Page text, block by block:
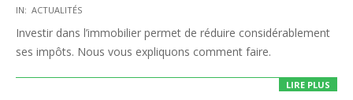
2020-
08-
07
IN: ACTUALITÉS
Investir dans l’immobilier permet de réduire considérablement
ses impôts. Nous vous expliquons comment faire.
LIRE PLUS